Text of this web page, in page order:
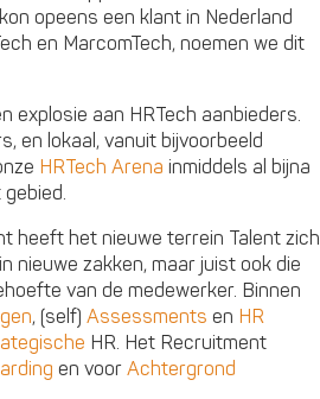
opeens een klant in Nederland
en MarcomTech, noemen we dit
explosie aan HRTech aanbieders.
en lokaal, vanuit bijvoorbeeld
HRTech Arena inmiddels al bijna
heeft het nieuwe terrein Talent zich
nieuwe zakken, maar juist ook die
van de medewerker. Binnen
, (self) Assessments en HR
HR. Het Recruitment
en voor Achtergrond